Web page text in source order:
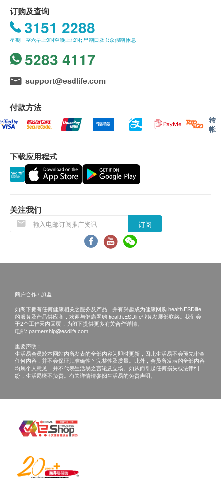
专家医生团队，同步三甲医院的先进医疗设备，引进港
式诊疗模式在舒适温馨的环境，
为客户提供专业、精确、安全的服务。
13510018256）。
身体检查计划有效期为3个月，客户必须于3个月内（由
确认付款日期起计）接受有关检查，逾期作废。
体检时, 如果遇到医生不会说广东话的情况，医疗中心
可安排医护人员陪同提供翻译服务。\如果商户页面与体
检计划页面的繁体中文、简体中文、英文三个版本有任
二、体检报告领取和讲解
报告语言为简体中文。
体检报告会在体检后7个工作日内完成，客户可选择以
1. 体检报告完成后，医疗中心会发送提醒讯息提醒客户
查看报告 。
2. 预留E-mail，医疗中心会在报告完成后发送至客人电
邮地址。
到付（可送到港澳地区）。
体检报告完成后可预约医生讲解报告，客户可选择以下
渠道：
1. 电话讲解：需至少提前1个工作日预约具体时间（联
络电话：+86 4006089939；微信：13510018256，医
体检客户在约定时间到医疗中心聼医生当面讲解。如预
深圳市宝安区新桥街道中心路卓越时代大厦九楼
三、免责声明
如有争议，健康网购health.ESDlife 及瑞恩泰医疗保留
最后决定权。
所有健康检查/服务并非作为医务诊断或治疗用途。当阁
格的医生，作出诊断及治疗。
health.ESDlife】并没有经营或提供本服务/产品。有关
此服务/产品的错漏或延误，或因使用此服务/产品而引
health.ESDlife概不负责。一切有关的索偿或查询，须
向提供服务之体检中心或商户提出。
深圳市宝安区新桥街道中心路卓越时代大厦九楼
星期二至五∶8:00a.m. – 5:30p.m.
星期六至日：8:00a.m. – 5:00p.m.
星期一及公众假期∶休息
订购及查询
3151 2288
星期一至六早上9时至晚上12时; 星期日及公众假期休息
5283 4117
support@esdlife.com
付款方法
转
帐
下载应用程式
关注我们
订阅
商户合作 / 加盟
如阁下拥有任何健康相关之服务及产品，并有兴趣成为健康网购 health.ESDlife
的服务及产品供应商，欢迎与健康网购 health.ESDlife业务发展部联络。我们会
于2个工作天内回覆，为阁下提供更多有关合作详情。
电邮: partnership@esdlife.com
重要声明：
生活易会员於本网站内所发表的全部内容为即时更新，因此生活易不会预先审查
任何内容，并不会保证其准确性丶完整性及质量。此外，会员所发表的全部内容
均属个人意见，并不代表生活易之言论及立场。如从而引起任何损失或法律纠
纷，生活易概不负责。有关详情请参阅生活易的免责声明。